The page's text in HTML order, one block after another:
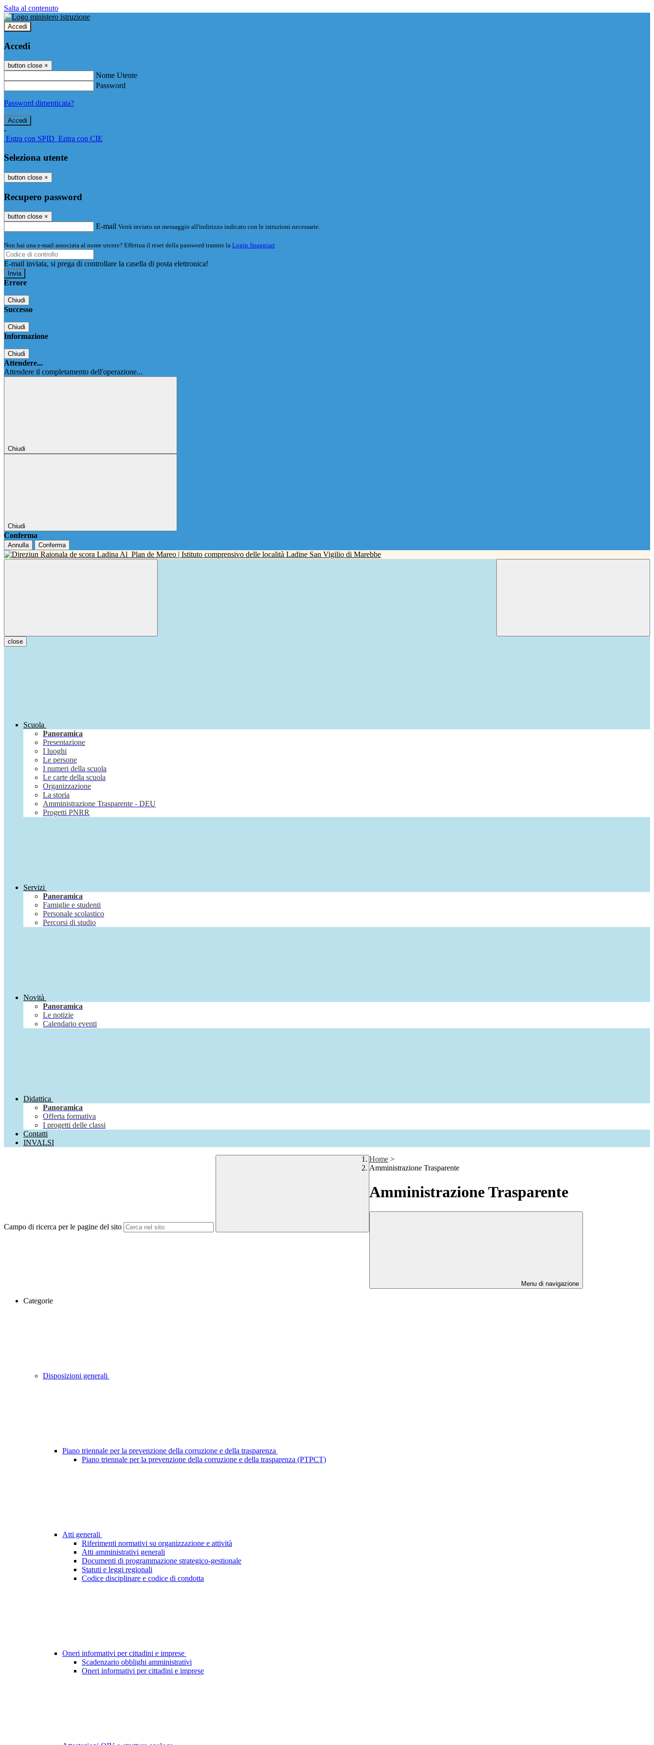
Salta al contenuto
Accedi
Accedi
button close ×
Nome Utente
Password
Password dimenticata?
-
Entra con SPID Entra con CIE
Seleziona utente
button close ×
Recupero password
button close ×
E-mail Verrà inviato un messaggio all'indirizzo indicato con le istruzioni necessarie.
Non hai una e-mail associata al nome utente? Effettua il reset della password tramite la Login Spaggiari
E-mail inviata, si prega di controllare la casella di posta elettronica!
Errore
Chiudi
Successo
Chiudi
Informazione
Chiudi
Attendere...
Attendere il completamento dell'operazione...
Chiudi
Chiudi
Conferma
Annulla Conferma
close
Scuola
Panoramica
Presentazione
I luoghi
Le persone
I numeri della scuola
Le carte della scuola
Organizzazione
La storia
Amministrazione Trasparente - DEU
Progetti PNRR
Servizi
Panoramica
Famiglie e studenti
Personale scolastico
Percorsi di studio
Novità
Panoramica
Le notizie
Calendario eventi
Didattica
Panoramica
Offerta formativa
I progetti delle classi
Contatti
INVALSI
Campo di ricerca per le pagine del sito
Home >
Amministrazione Trasparente
Amministrazione Trasparente
Menu di navigazione
Categorie
Disposizioni generali
Piano triennale per la prevenzione della corruzione e della trasparenza
Piano triennale per la prevenzione della corruzione e della trasparenza (PTPCT)
Atti generali
Riferimenti normativi su organizzazione e attività
Atti amministrativi generali
Documenti di programmazione strategico-gestionale
Statuti e leggi regionali
Codice disciplinare e codice di condotta
Oneri informativi per cittadini e imprese
Scadenzario obblighi amministrativi
Oneri informativi per cittadini e imprese